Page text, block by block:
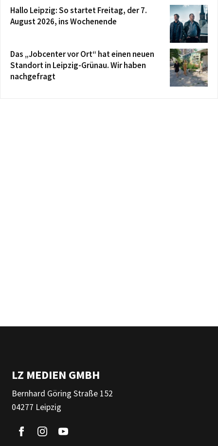
Hallo Leipzig: So startet Freitag, der 7.
August 2026, ins Wochenende
Das „Jobcenter vor Ort“ hat einen neuen
Standort in Leipzig-Grünau. Wir haben
nachgefragt
LZ MEDIEN GMBH
Bernhard Göring Straße 152
04277 Leipzig